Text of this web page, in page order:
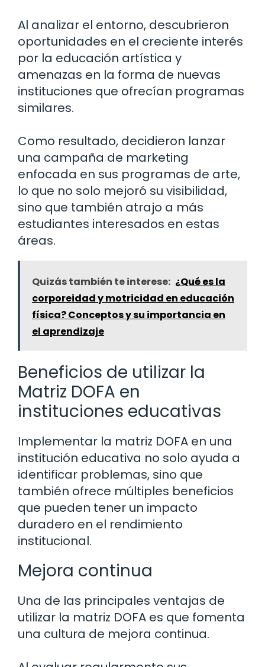
Al analizar el entorno, descubrieron
oportunidades en el creciente interés
por la educación artística y
amenazas en la forma de nuevas
instituciones que ofrecían programas
similares.
Como resultado, decidieron lanzar
una campaña de marketing
enfocada en sus programas de arte,
lo que no solo mejoró su visibilidad,
sino que también atrajo a más
estudiantes interesados en estas
áreas.
Quizás también te interese: ¿Qué es la
corporeidad y motricidad en educación
física? Conceptos y su importancia en
el aprendizaje
Beneficios de utilizar la
Matriz DOFA en
instituciones educativas
Implementar la matriz DOFA en una
institución educativa no solo ayuda a
identificar problemas, sino que
también ofrece múltiples beneficios
que pueden tener un impacto
duradero en el rendimiento
institucional.
Mejora continua
Una de las principales ventajas de
utilizar la matriz DOFA es que fomenta
una cultura de mejora continua.